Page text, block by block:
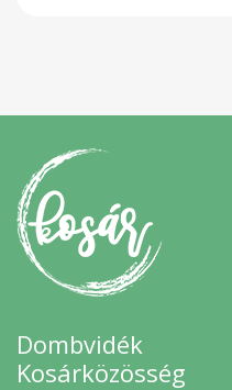
Dombvidék
Kosárközösség